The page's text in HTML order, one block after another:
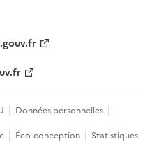
Données personnelles
Éco-conception Statistiques